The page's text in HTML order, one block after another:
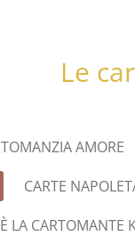
Le
AMORE
CARTE
LA CARTOMANTE